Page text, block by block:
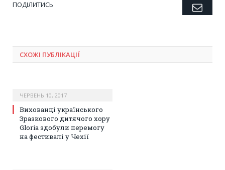
ПОДІЛИТИСЬ Twitter
Facebook
Google+
Pinterest
LinkedIn
Tumblr
СХОЖІ ПУБЛІКАЦІЇ
ЧЕРВЕНЬ 10, 2017
Вихованці українського
Зразкового дитячого хору
Gloria здобули перемогу
на фестивалі у Чехії